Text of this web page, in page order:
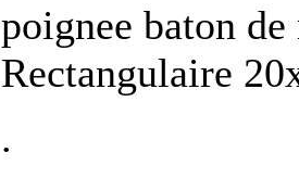
poignee baton
Rectangulaire
.